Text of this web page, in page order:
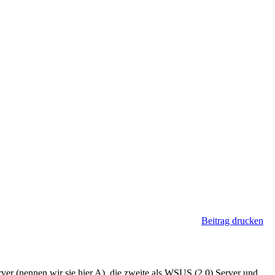
Beitrag drucken
(nennen wir sie hier A), die zweite als WSUS (2.0) Server und